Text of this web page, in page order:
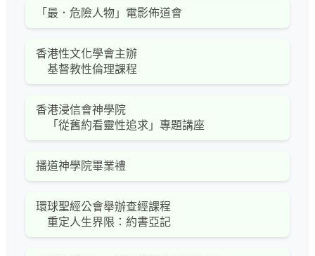
「最．危險人物」電影佈道會
香港性文化學會主辦
基督教性倫理課程
香港浸信會神學院
「從舊約看靈性追求」專題講座
播道神學院畢業禮
環球聖經公會舉辦查經課程
重定人生界限：約書亞記